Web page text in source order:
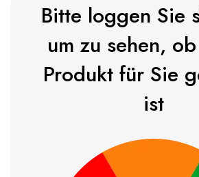
Bitte loggen Sie
um zu sehen,
Produkt für Sie
ist